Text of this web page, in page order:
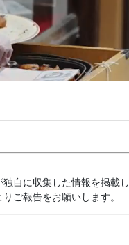
自に収集した情報を掲載
りご報告をお願いします。